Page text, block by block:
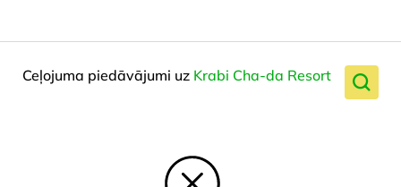
Ceļojuma piedāvājumi uz Krabi Cha-da Resort